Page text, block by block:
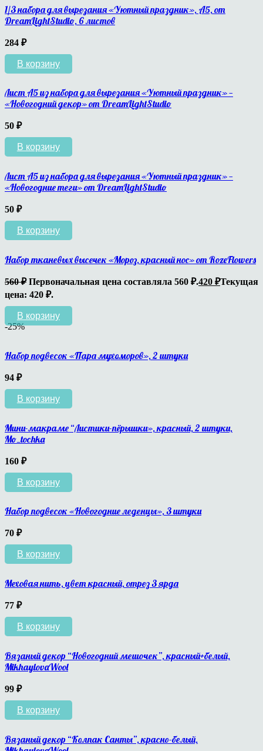
1/3 набора для вырезания «Уютный праздник», A5, от
DreamLightStudio, 6 листов
284 ₽
В корзину
Лист А5 из набора для вырезания «Уютный праздник» —
«Новогодний декор» от DreamLightStudio
50 ₽
В корзину
Лист А5 из набора для вырезания «Уютный праздник» —
«Новогодние теги» от DreamLightStudio
50 ₽
В корзину
Набор тканевых высечек «Мороз, красный нос» от RozeFlowers
560₽ Первоначальная цена составляла 560 ₽.420 ₽Текущая
цена: 420 ₽.
В корзину
-25%
Набор подвесок «Пара мухоморов», 2 штуки
94 ₽
В корзину
Мини-макраме “Листики-пёрышки», красный, 2 штуки,
Mo_tochka
160 ₽
В корзину
Набор подвесок «Новогодние леденцы», 3 штуки
70 ₽
В корзину
Меховая нить, цвет красный, отрез 3 ярда
77 ₽
В корзину
Вязаный декор “Новогодний мешочек”, красный+белый,
MikhaylovaWool
99 ₽
В корзину
Вязаный декор “Колпак Санты”, красно-белый,